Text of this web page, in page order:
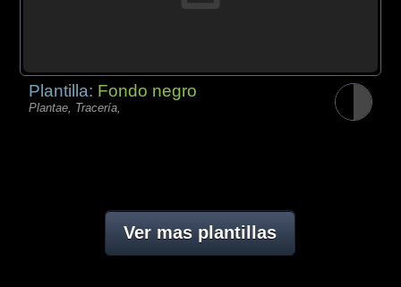
Plantilla: Fondo negro
Plantae, Tracería,
Ver mas plantillas